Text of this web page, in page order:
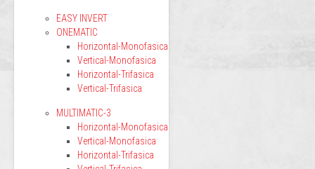
EASY INVERT
ONEMATIC
Horizontal-Monofasica
Vertical-Monofasica
Horizontal-Trifasica
Vertical-Trifasica
MULTIMATIC-3
Horizontal-Monofasica
Vertical-Monofasica
Horizontal-Trifasica